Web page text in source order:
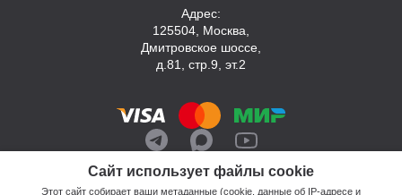
Сайт использует файлы cookie
Этот сайт собирает ваши метаданные (cookie, данные об IP-адресе и
Адрес:
125504, Москва,
Дмитровское шоссе,
д.81, стр.9, эт.2